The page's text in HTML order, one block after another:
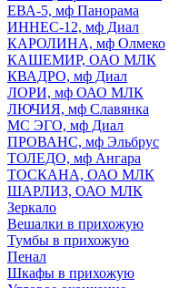
ЕВА-5, мф Панорама
ИННЕС-12, мф Диал
КАРОЛИНА, мф Олмеко
КАШЕМИР, ОАО МЛК
КВАДРО, мф Диал
ЛОРИ, мф ОАО МЛК
ЛЮЧИЯ, мф Славянка
МС ЭГО, мф Диал
ПРОВАНС, мф Эльбрус
ТОЛЕДО, мф Ангара
ТОСКАНА, ОАО МЛК
ШАРЛИЗ, ОАО МЛК
Зеркало
Вешалки в прихожую
Тумбы в прихожую
Пенал
Шкафы в прихожую